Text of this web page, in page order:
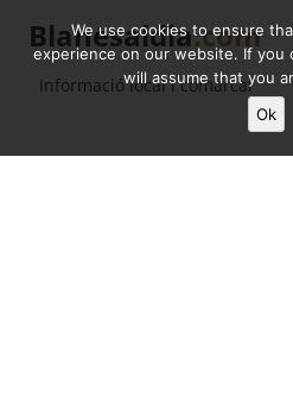
Blanesaldia.com
Informació local i comarcal
We use cookies to ensure
experience on our website. If you
will assume that you
Ok